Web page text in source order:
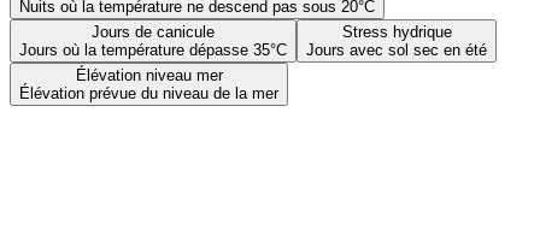
Nuits où la température ne descend pas sous 20°C
Jours de canicule
Jours où la température dépasse 35°C
Stress hydrique
Jours avec sol sec en été
Élévation niveau mer
Élévation prévue du niveau de la mer